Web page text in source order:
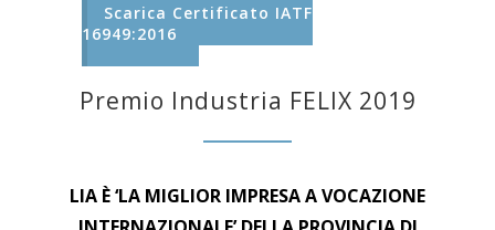
Scarica Certificato IATF
16949:2016
Premio Industria FELIX 2019
LIA È ‘LA MIGLIOR IMPRESA A VOCAZIONE